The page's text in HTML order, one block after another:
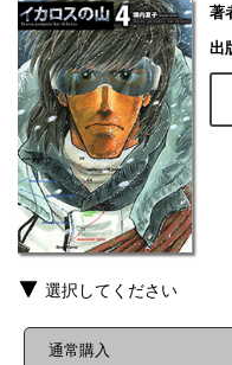
著
出
選択してください
通常購入